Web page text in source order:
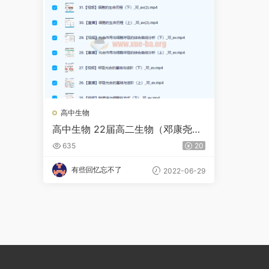
高中生物
高中生物 22届高二生物（邓康尧）
春季班 31讲完结
635 20
有些回忆忘不了 2022-06-29